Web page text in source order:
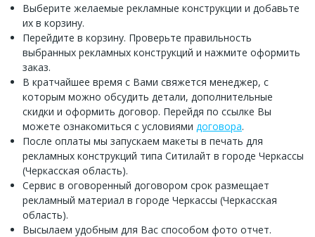
Выберите желаемые рекламные конструкции и добавьте
их в корзину.
Перейдите в корзину. Проверьте правильность
выбранных рекламных конструкций и нажмите оформить
заказ.
В кратчайшее время с Вами свяжется менеджер, с
которым можно обсудить детали, дополнительные
скидки и оформить договор. Перейдя по ссылке Вы
можете ознакомиться с условиями договора.
После оплаты мы запускаем макеты в печать для
рекламных конструкций типа Ситилайт в городе Черкассы
(Черкасская область).
Сервис в оговоренный договором срок размещает
рекламный материал в городе Черкассы (Черкасская
область).
Высылаем удобным для Вас способом фото отчет.